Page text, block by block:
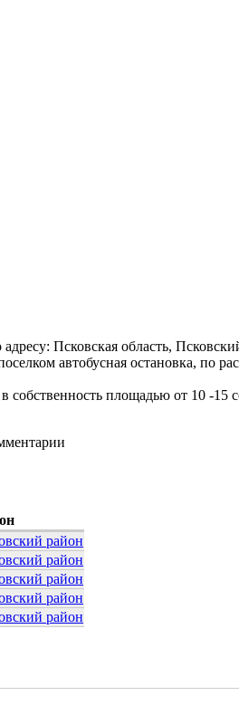
Псковская область,
автобусная остановка,
собственность площадью от 10 -15
район
район
район
район
район